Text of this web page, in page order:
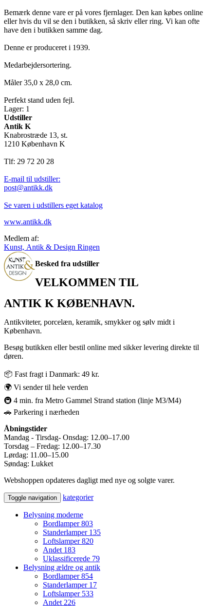
Bemærk denne vare er på vores fjernlager. Den kan købes online
eller hvis du vil se den i butikken, så skriv eller ring. Vi kan ofte
have den i butikken samme dag.
Denne er produceret i 1939.
Medarbejdersortering.
Måler 35,0 x 28,0 cm.
Perfekt stand uden fejl.
Lager: 1
Udstiller
Antik K
Knabrostræde 13, st.
1210 København K
Tlf: 29 72 20 28
E-mail til udstiller:
post@antikk.dk
Se varen i udstillers eget katalog
www.antikk.dk
Medlem af:
Kunst, Antik & Design Ringen
Besked fra udstiller
VELKOMMEN TIL
ANTIK K KØBENHAVN.
Antikviteter, porcelæn, keramik, smykker og sølv midt i
København.
Besøg butikken eller bestil online med sikker levering direkte til
døren.
📦 Fast fragt i Danmark: 49 kr.
🌍 Vi sender til hele verden
🚇 4 min. fra Metro Gammel Strand station (linje M3/M4)
🚗 Parkering i nærheden
Åbningstider
Mandag - Tirsdag- Onsdag: 12.00–17.00
Torsdag – Fredag: 12.00–17.30
Lørdag: 11.00–15.00
Søndag: Lukket
Webshoppen opdateres dagligt med nye og solgte varer.
Toggle navigation kategorier
Belysning moderne
Bordlamper803
Standerlamper 135
Loftslamper820
Andet 183
Uklassificerede 79
Belysning ældre og antik
Bordlamper854
Standerlamper 17
Loftslamper 533
Andet226